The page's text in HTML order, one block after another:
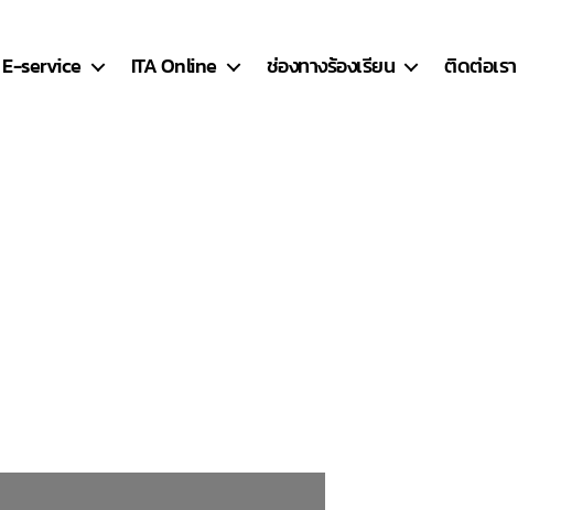
E-service ITA Online ช่องทางร้องเรียน ติดต่อเรา